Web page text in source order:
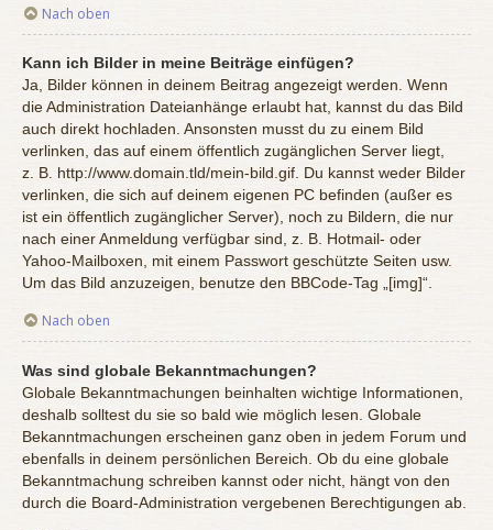
Nach oben
Kann ich Bilder in meine Beiträge einfügen?
Ja, Bilder können in deinem Beitrag angezeigt werden. Wenn
die Administration Dateianhänge erlaubt hat, kannst du das Bild
auch direkt hochladen. Ansonsten musst du zu einem Bild
verlinken, das auf einem öffentlich zugänglichen Server liegt,
z. B. http://www.domain.tld/mein-bild.gif. Du kannst weder Bilder
verlinken, die sich auf deinem eigenen PC befinden (außer es
ist ein öffentlich zugänglicher Server), noch zu Bildern, die nur
nach einer Anmeldung verfügbar sind, z. B. Hotmail- oder
Yahoo-Mailboxen, mit einem Passwort geschützte Seiten usw.
Um das Bild anzuzeigen, benutze den BBCode-Tag „[img]“.
Nach oben
Was sind globale Bekanntmachungen?
Globale Bekanntmachungen beinhalten wichtige Informationen,
deshalb solltest du sie so bald wie möglich lesen. Globale
Bekanntmachungen erscheinen ganz oben in jedem Forum und
ebenfalls in deinem persönlichen Bereich. Ob du eine globale
Bekanntmachung schreiben kannst oder nicht, hängt von den
durch die Board-Administration vergebenen Berechtigungen ab.